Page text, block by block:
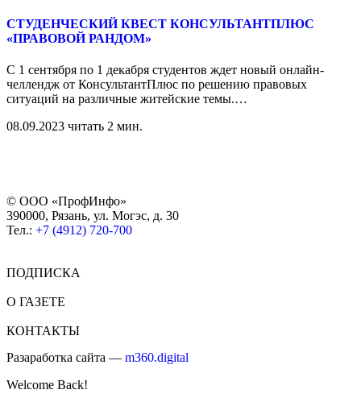
СТУДЕНЧЕСКИЙ КВЕСТ КОНСУЛЬТАНТПЛЮС
«ПРАВОВОЙ РАНДОМ»
С 1 сентября по 1 декабря студентов ждет новый онлайн-
челлендж от КонсультантПлюс по решению правовых
ситуаций на различные житейские темы.…
08.09.2023 читать 2 мин.
© ООО «ПрофИнфо»
390000, Рязань, ул. Могэс, д. 30
Тел.: +7 (4912) 720-700
ПОДПИСКА
О ГАЗЕТЕ
КОНТАКТЫ
Разаработка сайта — m360.digital
Welcome Back!